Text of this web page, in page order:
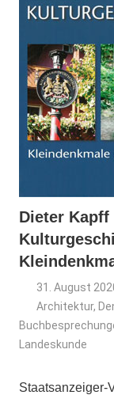
Dieter
31. August
Architektur,
Landeskunde
Staatsanzeiger-